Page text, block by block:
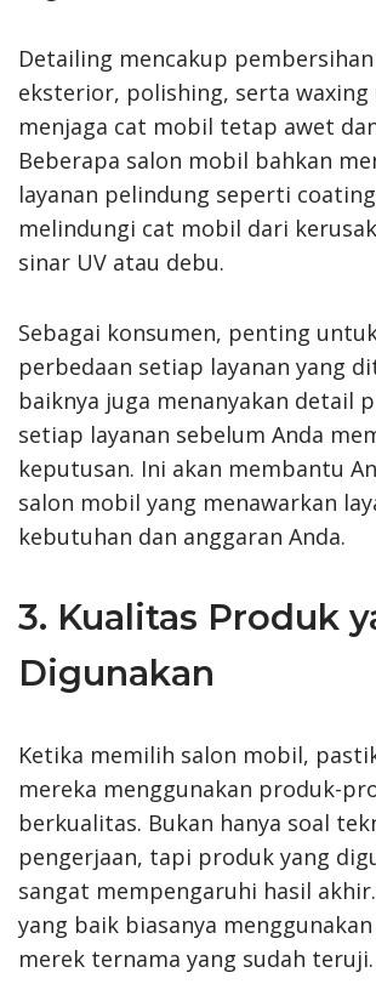
Detailing mencakup
eksterior, polishing, serta
menjaga cat mobil tetap awet
Beberapa salon mobil bahkan
layanan pelindung seperti
melindungi cat mobil dari
sinar UV atau debu.
Sebagai konsumen, penting
perbedaan setiap layanan yang
baiknya juga menanyakan detail
setiap layanan sebelum Anda
keputusan. Ini akan membantu
salon mobil yang menawarkan
kebutuhan dan anggaran Anda.
3. Kualitas Produk
Digunakan
Ketika memilih salon mobil,
mereka menggunakan produk-
berkualitas. Bukan hanya soal
pengerjaan, tapi produk yang
sangat mempengaruhi hasil
yang baik biasanya
merek ternama yang sudah teruji.